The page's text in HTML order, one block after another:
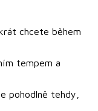
chcete během
tempem a
pohodlně tehdy,